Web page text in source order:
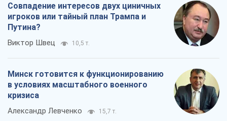
Совпадение интересов двух циничных
игроков или тайный план Трампа и
Путина?
Виктор Швец 10,5 т.
Минск готовится к функционированию
в условиях масштабного военного
кризиса
Александр Левченко 15,7 т.